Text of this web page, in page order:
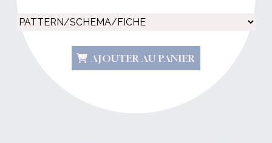
AJOUTER AU PANIER